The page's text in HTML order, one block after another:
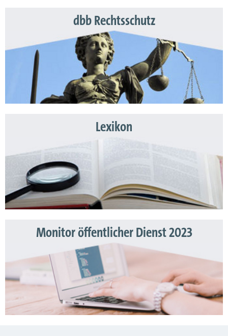
dbb Rechtsschutz
Lexikon
Monitor öffentlicher Dienst 2023